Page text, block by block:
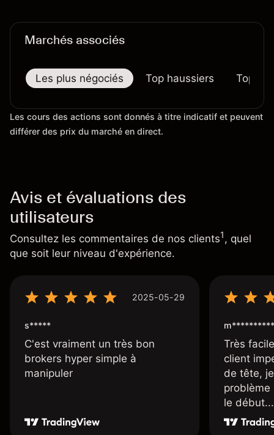
Marchés associés
Les plus négociés Top haussiers Top
Les cours des actions sont donnés à titre indicatif et peuvent
différer des prix du marché en direct.
Avis et évaluations des
utilisateurs
Consultez les commentaires de nos clients1, quel
que soit leur niveau d'expérience.
2025-05-29
s*****
C'est vraiment un très bon
brokers hyper simple à
manipuler
m**********
Très
client
de tête,
problème
le début...